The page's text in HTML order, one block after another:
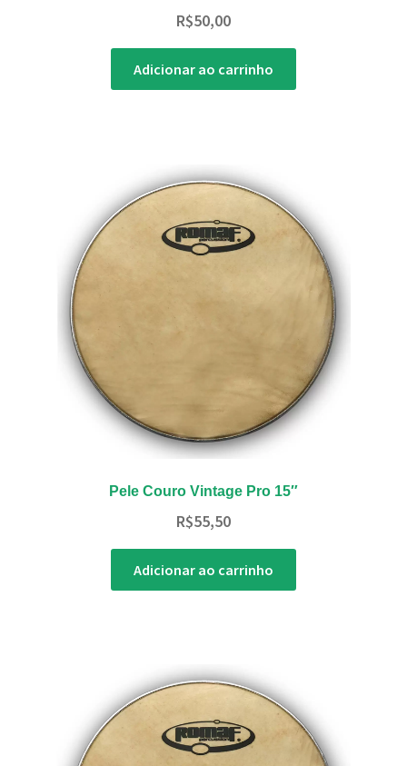
R$50,00
Adicionar ao carrinho
Pele Couro Vintage Pro 15″
R$55,50
Adicionar ao carrinho